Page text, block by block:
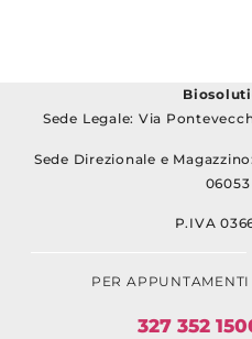
Sede Legale: Via
Sede Direzionale e
06053
P.IVA
PER
327 352